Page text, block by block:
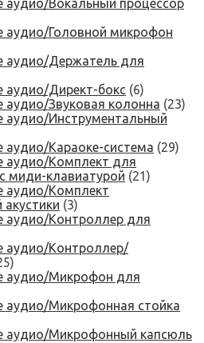
аудио/Вокальный процессор
аудио/Головной микрофон
аудио/Держатель для
аудио/Директ-бокс (6)
аудио/Звуковая колонна (23)
аудио/Инструментальный
аудио/Караоке-система (29)
аудио/Комплект для
миди-клавиатурой (21)
аудио/Комплект
(3)
аудио/Контроллер для
аудио/Контроллер/
аудио/Микрофон для
аудио/Микрофонная стойка
аудио/Микрофонный капсюль